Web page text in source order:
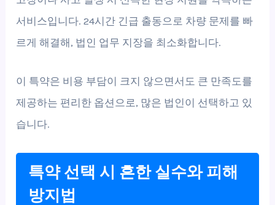
서비스입니다. 24시간 긴급 출동으로 차량 문제를 빠
르게 해결해, 법인 업무 지장을 최소화합니다.
이 특약은 비용 부담이 크지 않으면서도 큰 만족도를
제공하는 편리한 옵션으로, 많은 법인이 선택하고 있
습니다.
특약 선택 시 흔한 실수와 피해
방지법